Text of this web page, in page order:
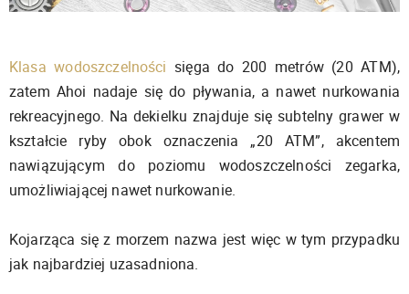
Klasa wodoszczelności sięga do 200 metrów (20 ATM),
zatem Ahoi nadaje się do pływania, a nawet nurkowania
rekreacyjnego. Na dekielku znajduje się subtelny grawer w
kształcie ryby obok oznaczenia „20 ATM”, akcentem
nawiązującym do poziomu wodoszczelności zegarka,
umożliwiającej nawet nurkowanie.
Kojarząca się z morzem nazwa jest więc w tym przypadku
jak najbardziej uzasadniona.